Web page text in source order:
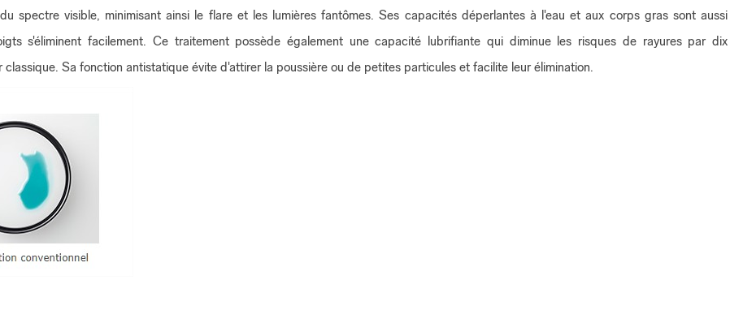
spectre visible, minimisant ainsi le flare et les lumières fantômes. Ses capacités déperlantes à l'eau et aux corps gras sont aussi
s'éliminent facilement. Ce traitement possède également une capacité lubrifiante qui diminue les risques de rayures par dix
Sa fonction antistatique évite d'attirer la poussière ou de petites particules et facilite leur élimination.